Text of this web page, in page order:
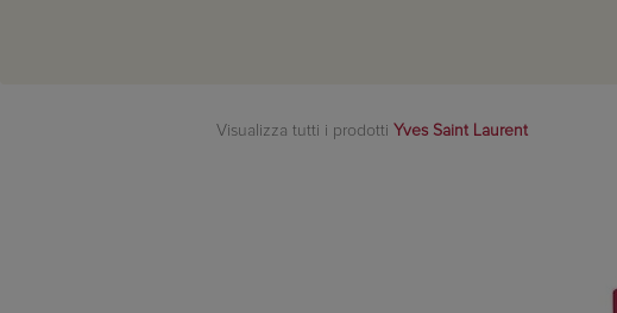
Visualizza tutti i prodotti Yves Saint Laurent